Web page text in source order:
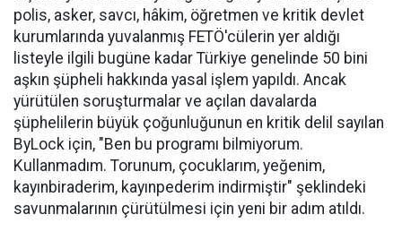
polis, asker, savcı, hâkim, öğretmen ve kritik devlet
kurumlarında yuvalanmış FETÖ'cülerin yer aldığı
listeyle ilgili bugüne kadar Türkiye genelinde 50 bini
aşkın şüpheli hakkında yasal işlem yapıldı. Ancak
yürütülen soruşturmalar ve açılan davalarda
şüphelilerin büyük çoğunluğunun en kritik delil sayılan
ByLock için, "Ben bu programı bilmiyorum.
Kullanmadım. Torunum, çocuklarım, yeğenim,
kayınbiraderim, kayınpederim indirmiştir" şeklindeki
savunmalarının çürütülmesi için yeni bir adım atıldı.